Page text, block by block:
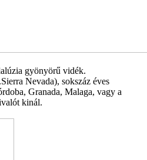
gyönyörű vidék.
Nevada), sokszáz éves
Granada, Malaga, vagy a
kinál.